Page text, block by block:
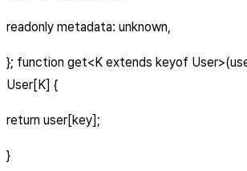
readonly metadata: unknown,
}; function get<K extends keyof User>
User[K] {
return user[key];
}